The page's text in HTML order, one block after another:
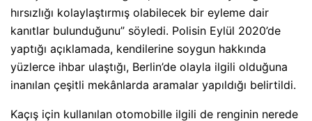
hırsızlığı kolaylaştırmış olabilecek bir eyleme dair
kanıtlar bulunduğunu” söyledi. Polisin Eylül 2020’de
yaptığı açıklamada, kendilerine soygun hakkında
yüzlerce ihbar ulaştığı, Berlin’de olayla ilgili olduğuna
inanılan çeşitli mekânlarda aramalar yapıldığı belirtildi.
Kaçış için kullanılan otomobille ilgili de renginin nerede